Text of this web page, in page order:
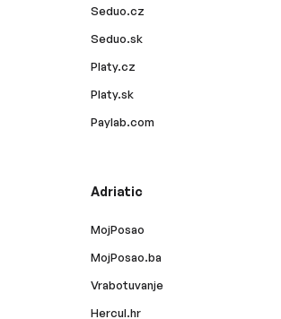
Seduo.cz
Seduo.sk
Platy.cz
Platy.sk
Paylab.com
Adriatic
MojPosao
MojPosao.ba
Vrabotuvanje
Hercul.hr